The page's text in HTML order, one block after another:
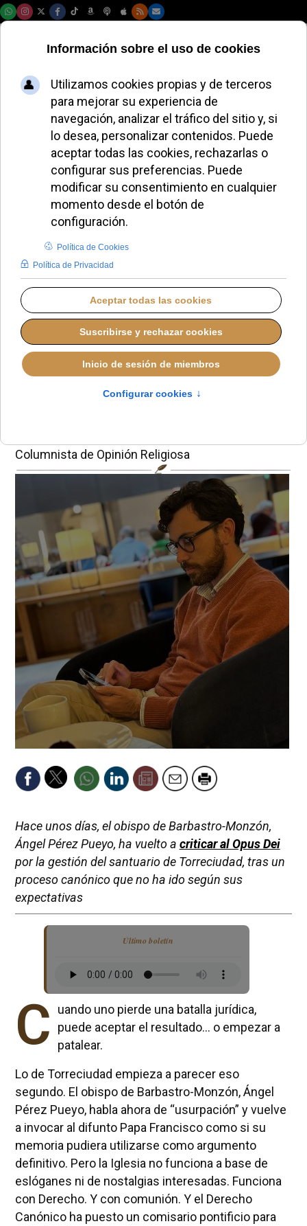
LUNES, 23 FEBRERO 2026 11:17
Torreciudad no es
un trofeo
Columnista de Opinión Religiosa
Hace unos días, el obispo de Barbastro-Monzón,
Ángel Pérez Pueyo, ha vuelto a criticar al Opus Dei
por la gestión del santuario de Torreciudad, tras un
proceso canónico que no ha ido según sus
expectativas
Último boletín
C
uando uno pierde una batalla jurídica,
puede aceptar el resultado… o empezar a
patalear.
Lo de Torreciudad empieza a parecer eso
segundo. El obispo de Barbastro-Monzón, Ángel
Pérez Pueyo, habla ahora de “usurpación” y vuelve
a invocar al difunto Papa Francisco como si su
memoria pudiera utilizarse como argumento
definitivo. Pero la Iglesia no funciona a base de
eslóganes ni de nostalgias interesadas. Funciona
con Derecho. Y con comunión. Y el Derecho
Canónico ha puesto un comisario pontificio para